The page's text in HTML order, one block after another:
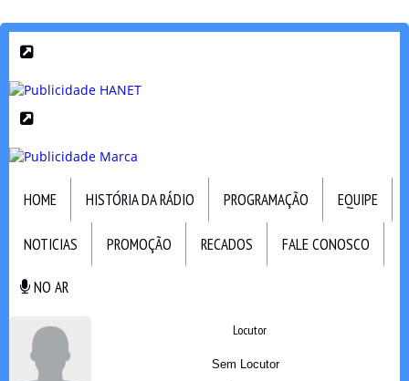
HOME HISTÓRIA DA RÁDIO PROGRAMAÇÃO EQUIPE
NOTICIAS PROMOÇÃO RECADOS FALE CONOSCO
NO AR
Locutor
Sem Locutor